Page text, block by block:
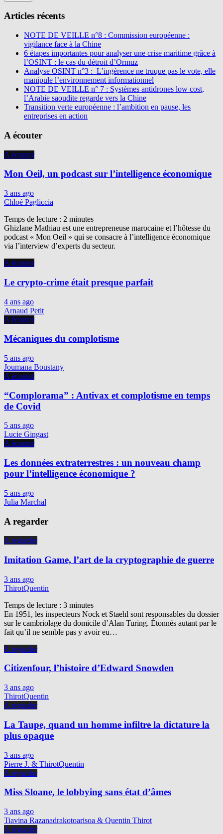
Articles récents
NOTE DE VEILLE n°8 : Commission européenne :
vigilance face à la Chine
6 étapes importantes pour analyser une crise maritime grâce à
l’OSINT : le cas du détroit d’Ormuz
Analyse OSINT n°3 : L’ingérence ne truque pas le vote, elle
manipule l’environnement informationnel
NOTE DE VEILLE n° 7 : Systèmes antidrones low cost,
l’Arabie saoudite regarde vers la Chine
Transition verte européenne : l’ambition en pause, les
entreprises en action
A écouter
A écouter
Mon Oeil, un podcast sur l’intelligence économique
3 ans ago
Chloé Pagliccia
Temps de lecture : 2 minutes
Ghizlane Mathiau est une entrepreneuse marocaine et l’hôtesse du
podcast « Mon Oeil » qui se consacre à l’intelligence économique
via l’interview d’experts du secteur.
A écouter
Le crypto-crime était presque parfait
4 ans ago
Arnaud Petit
A écouter
Mécaniques du complotisme
5 ans ago
Joumana Boustany
A écouter
“Complorama” : Antivax et complotisme en temps
de Covid
5 ans ago
Lucie Gingast
A écouter
Les données extraterrestres : un nouveau champ
pour l’intelligence économique ?
5 ans ago
Julia Marchal
A regarder
A regarder
Imitation Game, l’art de la cryptographie de guerre
3 ans ago
ThirotQuentin
Temps de lecture : 3 minutes
En 1951, les inspecteurs Nock et Staehl sont responsables du dossier
sur le cambriolage du domicile d’Alan Turing. Étonnés autant par le
fait qu’il ne semble pas y avoir eu…
A regarder
Citizenfour, l’histoire d’Edward Snowden
3 ans ago
ThirotQuentin
A regarder
La Taupe, quand un homme infiltre la dictature la
plus opaque
3 ans ago
Pierre J. & ThirotQuentin
A regarder
Miss Sloane, le lobbying sans état d’âmes
3 ans ago
Tiavina Razanadrakotoarisoa & Quentin Thirot
A regarder